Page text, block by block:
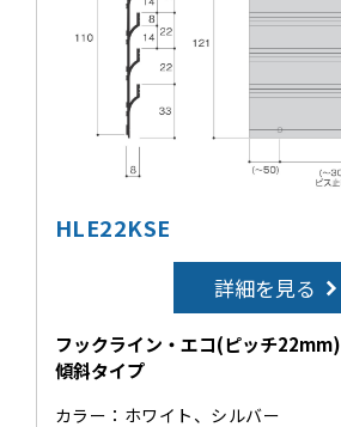
HLE22KSE
詳細を見る
フックライン・エコ(ピッチ22mm)
傾斜タイプ
カラー：ホワイト、シルバー